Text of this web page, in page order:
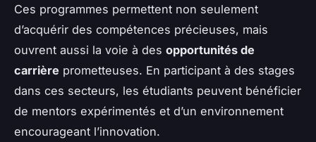
Ces programmes permettent non seulement
d’acquérir des compétences précieuses, mais
ouvrent aussi la voie à des opportunités de
carrière prometteuses. En participant à des stages
dans ces secteurs, les étudiants peuvent bénéficier
de mentors expérimentés et d’un environnement
encourageant l’innovation.